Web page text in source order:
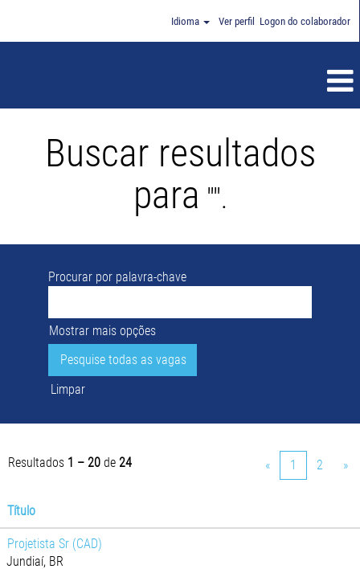
Idioma Ver perfil Logon do colaborador
Buscar resultados
para "".
Procurar por palavra-chave
Mostrar mais opções
Limpar
Resultados 1 – 20 de 24 « 1 2 »
Título
Projetista Sr (CAD)
Jundiaí, BR